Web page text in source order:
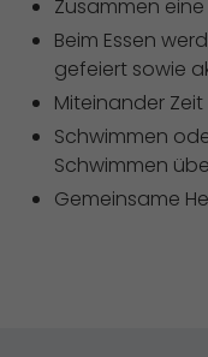
Zusammen
Beim Essen
gefeiert sowie
Miteinander
Schwimmen
Schwimmen
Gemeinsame